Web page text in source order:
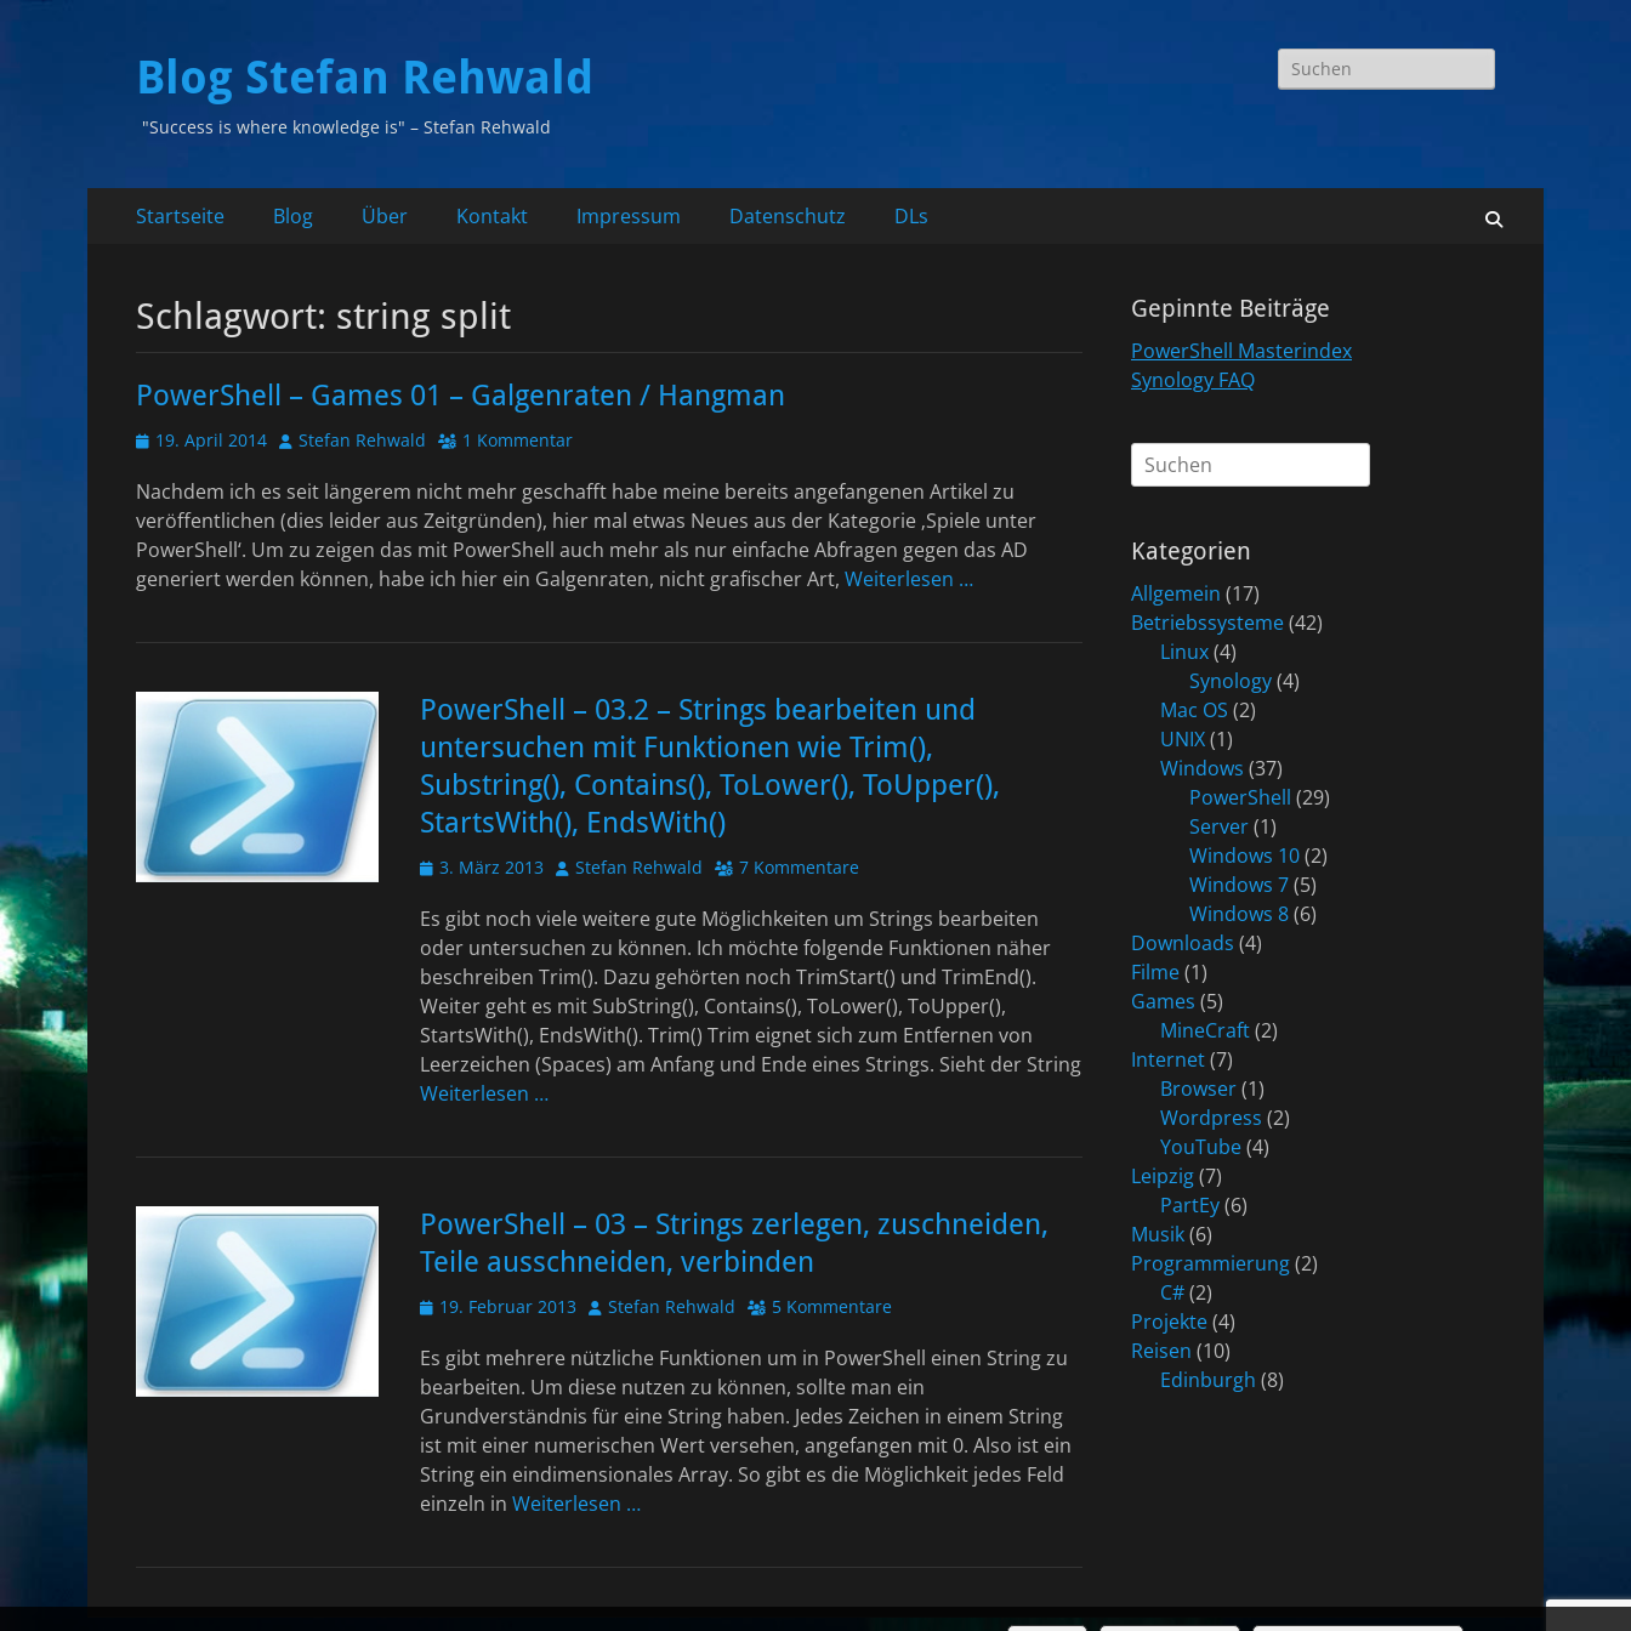
Blog Stefan Rehwald
"Success is where knowledge is" – Stefan Rehwald
Suchen
nach:
Primäres
Inhalt
Startseite Blog Über Kontakt Impressum Datenschutz DLs
Schlagwort: string split
PowerShell – Games 01 – Galgenraten / Hangman
Veröffentlicht
19. April 2014 AutorStefan Rehwald 1 Kommentar
Nachdem ich es seit längerem nicht mehr geschafft habe meine bereits angefangenen Artikel zu
veröffentlichen (dies leider aus Zeitgründen), hier mal etwas Neues aus der Kategorie ‚Spiele unter
PowerShell‘. Um zu zeigen das mit PowerShell auch mehr als nur einfache Abfragen gegen das AD
generiert werden können, habe ich hier ein Galgenraten, nicht grafischer Art, Weiterlesen …
PowerShell – 03.2 – Strings bearbeiten und
untersuchen mit Funktionen wie Trim(),
Substring(), Contains(), ToLower(), ToUpper(),
StartsWith(), EndsWith()
Veröffentlicht
3. März 2013 AutorStefan Rehwald 7 Kommentare
Es gibt noch viele weitere gute Möglichkeiten um Strings bearbeiten
oder untersuchen zu können. Ich möchte folgende Funktionen näher
beschreiben Trim(). Dazu gehörten noch TrimStart() und TrimEnd().
Weiter geht es mit SubString(), Contains(), ToLower(), ToUpper(),
StartsWith(), EndsWith(). Trim() Trim eignet sich zum Entfernen von
Leerzeichen (Spaces) am Anfang und Ende eines Strings. Sieht der String
Weiterlesen …
PowerShell – 03 – Strings zerlegen, zuschneiden,
Teile ausschneiden, verbinden
Veröffentlicht
19. Februar 2013 AutorStefan Rehwald 5 Kommentare
Es gibt mehrere nützliche Funktionen um in PowerShell einen String zu
bearbeiten. Um diese nutzen zu können, sollte man ein
Grundverständnis für eine String haben. Jedes Zeichen in einem String
ist mit einer numerischen Wert versehen, angefangen mit 0. Also ist ein
String ein eindimensionales Array. So gibt es die Möglichkeit jedes Feld
einzeln in Weiterlesen …
Gepinnte Beiträge
PowerShell Masterindex
Synology FAQ
Suchen
nach:
Kategorien
Allgemein (17)
Betriebssysteme(42)
Linux(4)
Synology(4)
Mac OS (2)
UNIX(1)
Windows (37)
PowerShell (29)
Server(1)
Windows 10(2)
Windows 7(5)
Windows 8(6)
Downloads (4)
Filme(1)
Games (5)
MineCraft(2)
Internet(7)
Browser(1)
Wordpress (2)
YouTube(4)
Leipzig(7)
PartEy(6)
Musik(6)
Programmierung(2)
C#(2)
Projekte(4)
Reisen (10)
Edinburgh (8)